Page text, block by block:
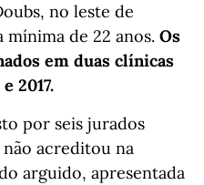
no leste de
mínima de 22 anos. Os
em duas clínicas
2017.
por seis jurados
acreditou na
arguido, apresentada